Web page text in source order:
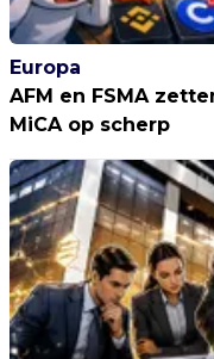
Europa
AFM en FSMA
MiCA op scherp